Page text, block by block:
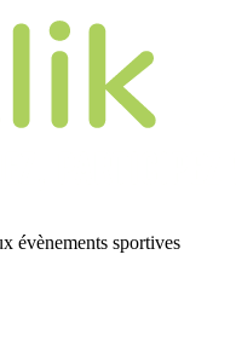
évènements sportives